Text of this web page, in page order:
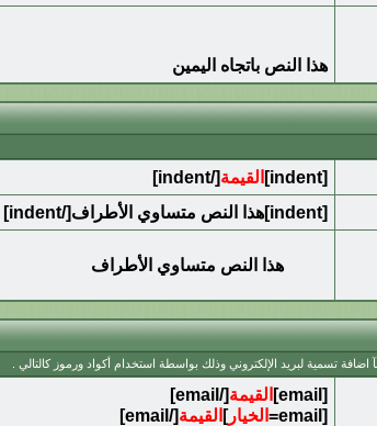
هذا النص باتجاه اليمين
[indent] القيمة[/indent]
[indent]هذا النص متساوي الأطراف[/indent]
هذا النص متساوي الأطراف
تسمية لبريد الإلكتروني وذلك بواسطة استخدام أكواد ورموز كالتالي .
[email] القيمة[/email]
[email=
الخيار] القيمة[/email]